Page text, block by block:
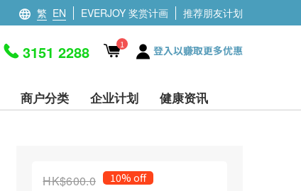
繁 EN EVERJOY 奖赏计画 推荐朋友计划
3151 2288 1 登入以赚取更多优惠
商户分类 企业计划 健康资讯
HK$600.0 10% off